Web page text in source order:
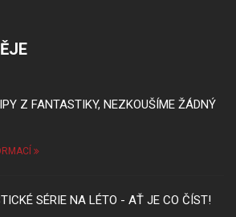
Z FANTASTIKY, NEZKOUŠÍME ŽÁDNÝ
SÉRIE NA LÉTO - AŤ JE CO ČÍST!